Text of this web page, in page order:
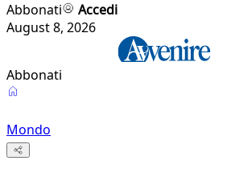
Abbonati
Accedi
August 8, 2026
Abbonati
Mondo